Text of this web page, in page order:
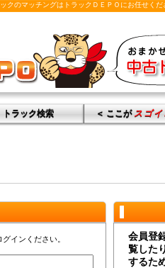
クのマッチングはトラックＤＥＰＯにお任せくだ
トラック検索 ＜ ここが スゴ
インください。
会員登
覧した
するた